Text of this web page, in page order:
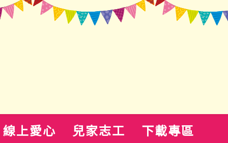
線上愛心 兒家志工 下載專區